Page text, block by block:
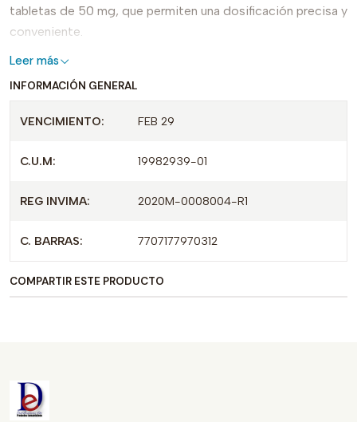
tabletas de 50 mg, que permiten una dosificación precisa y
conveniente.
Este medicamento se distingue por su rápida acción y
efectividad, proporcionando resultados notables en la
por parte de INVIMA (Registro 2008M-0008004),
merecen.
Además, su empaque práctico facilita su transporte y
quienes buscan mejorar su vida sexual de manera discreta y
satisfacción que busca.
Leer más
INFORMACIÓN GENERAL
VENCIMIENTO: FEB 29
C.U.M: 19982939-01
REG INVIMA: 2020M-0008004-R1
C. BARRAS: 7707177970312
COMPARTIR ESTE PRODUCTO